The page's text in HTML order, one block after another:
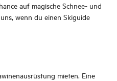
auf magische Schnee- und
wenn du einen Skiguide
mieten. Eine